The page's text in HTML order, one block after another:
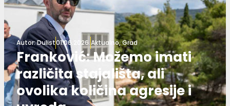
Autor:Dulist01.06.2026.Aktualno,Grad
Franković: Možemo imati
različita stajališta, ali
ovolika količina agresije i